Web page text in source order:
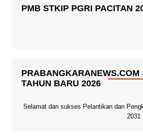
PMB STKIP PGRI PACITAN
PRABANGKARANEWS.COM
TAHUN BARU 2026
Selamat dan sukses Pelantikan dan
2031